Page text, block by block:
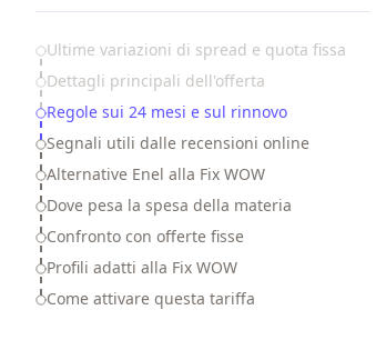
Table of Contents
Ultime variazioni di spread e quota fissa
Dettagli principali dell'offerta
Regole sui 24 mesi e sul rinnovo
Segnali utili dalle recensioni online
Alternative Enel alla Fix WOW
Dove pesa la spesa della materia
Confronto con offerte fisse
Profili adatti alla Fix WOW
Come attivare questa tariffa